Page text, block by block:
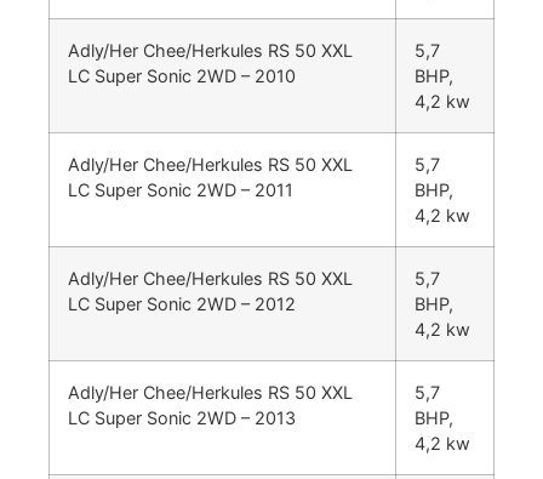
Adly/Her Chee/Herkules RS 50 XXL
LC Super Sonic 2WD – 2010
5,7
BHP,
4,2 kw
Adly/Her Chee/Herkules RS 50 XXL
LC Super Sonic 2WD – 2011
5,7
BHP,
4,2 kw
Adly/Her Chee/Herkules RS 50 XXL
LC Super Sonic 2WD – 2012
5,7
BHP,
4,2 kw
Adly/Her Chee/Herkules RS 50 XXL
LC Super Sonic 2WD – 2013
5,7
BHP,
4,2 kw